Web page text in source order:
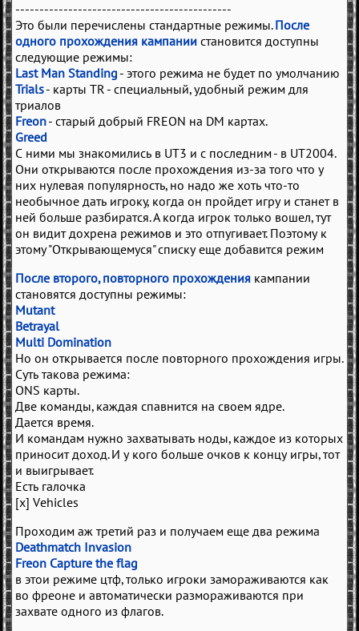
---------------------------------------------
Это были перечислены стандартные режимы.После
одного прохождения кампании становится доступны
следующие режимы:
Last Man Standing - этого режима не будет по умолчанию
Trials- карты TR - специальный, удобный режим для
триалов
Freon- старый добрый FREON на DM картах.
Greed
С ними мы знакомились в UT3 и с последним - в UT2004.
Они открываются после прохождения из-за того что у
них нулевая популярность, но надо же хоть что-то
необычное дать игроку, когда он пройдет игру и станет в
ней больше разбиратся. А когда игрок только вошел, тут
он видит дохрена режимов и это отпугивает. Поэтому к
этому "Открывающемуся" списку еще добавится режим
После второго, повторного прохождения кампании
становятся доступны режимы:
Mutant
Betrayal
Multi Domination
Но он открывается после повторного прохождения игры.
Суть такова режима:
ONS карты.
Две команды, каждая спавнится на своем ядре.
Дается время.
И командам нужно захватывать ноды, каждое из которых
приносит доход. И у кого больше очков к концу игры, тот
и выигрывает.
Есть галочка
[х] Vehicles
Проходим аж третий раз и получаем еще два режима
Deathmatch Invasion
Freon Capture the flag
в этои режиме цтф, только игроки замораживаются как
во фреоне и автоматически размораживаются при
захвате одного из флагов.